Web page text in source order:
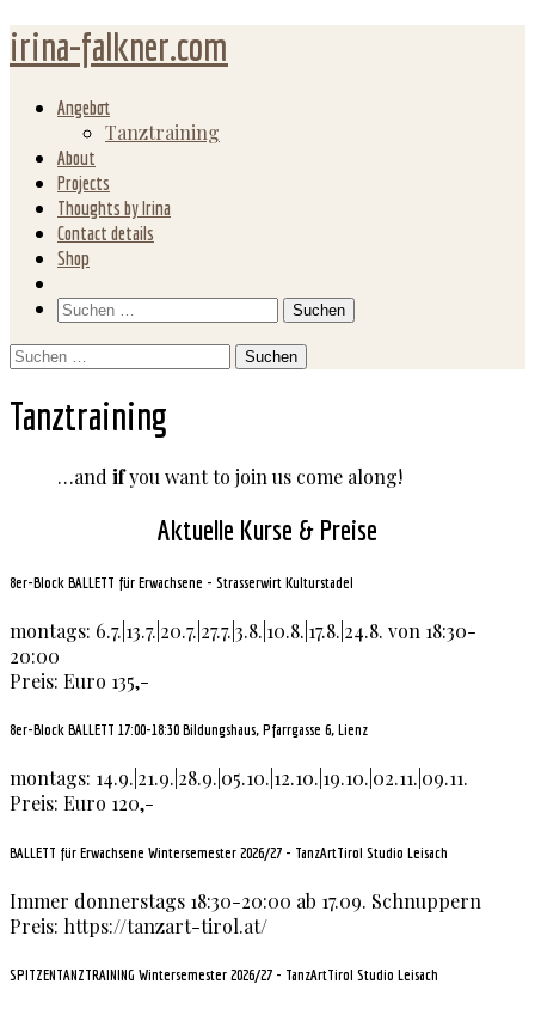
irina-falkner.com
Angebot
Tanztraining
About
Projects
Thoughts by Irina
Contact details
Shop
Suchen
Suchen
Tanztraining
…and ifyou want to join us come along!
Aktuelle Kurse & Preise
8er-Block BALLETT für Erwachsene - Strasserwirt Kulturstadel
montags: 6.7.|13.7.|20.7.|27.7.|3.8.|10.8.|17.8.|24.8. von 18:30-
20:00
Preis: Euro 135,-
8er-Block BALLETT 17:00-18:30 Bildungshaus, Pfarrgasse 6, Lienz
montags: 14.9.|21.9.|28.9.|05.10.|12.10.|19.10.|02.11.|09.11.
Preis: Euro 120,-
BALLETT für Erwachsene Wintersemester 2026/27 - TanzArtTirol Studio Leisach
Immer donnerstags 18:30-20:00 ab 17.09. Schnuppern
Preis: https://tanzart-tirol.at/
SPITZENTANZTRAINING Wintersemester 2026/27 - TanzArtTirol Studio Leisach